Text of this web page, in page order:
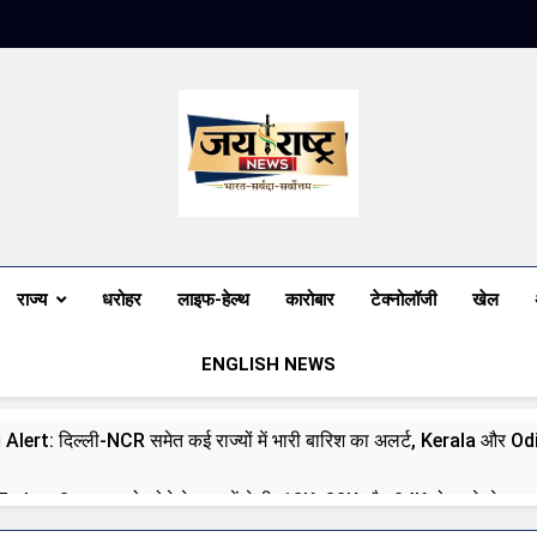
Jai Rashtra
राज्य धरोहर लाइफ-हेल्थ कारोबार टेक्नोलॉजी खेल
ENGLISH NEWS
Alert: दिल्ली-NCR समेत कई राज्यों में भारी बारिश का अलर्ट, Kerala और
8 अगस्त को सोने के भाव में तेजी, 18K, 22K और 24K गोल्ड के रेट पर